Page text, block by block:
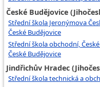
České Budějovice
Střední škola Jeronýmova
České Budějovice
Střední škola obchodní,
České Budějovice
Jindřichův Hradec
Střední škola technická a